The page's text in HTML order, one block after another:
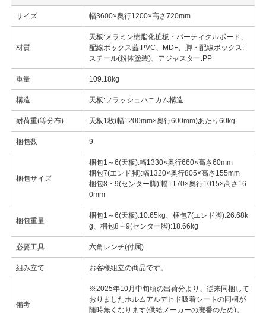
サイズ 幅3600×奥行1200×高さ720mm
材質
天板:メラミン樹脂化粧板・パーティクルボード、
配線ボックス蓋:PVC、MDF、脚・配線ボックス:
スチール(粉体塗装)、アジャスター:PP
重量 109.18kg
構造 天板:フラッシュハニカム構造
耐荷重(等分布) 天板1枚(幅1200mm×奥行600mm)あたり60kg
梱包数 9
梱包サイズ
梱包1～6(天板):幅1330×奥行660×高さ60mm
梱包7(エンド脚):幅1320×奥行805×高さ155mm
梱包8・9(センター脚):幅1170×奥行1015×高さ16
0mm
梱包重量
梱包1～6(天板):10.65kg、梱包7(エンド脚):26.68k
g、梱包8～9(センター脚):18.66kg
必要工具 六角レンチ(付属)
組み立て お客様組立の商品です。
備考
※2025年10月中旬頃の出荷分より、従来同梱して
おりましたホルムアルデヒド吸着シートの同梱が
随時無くなります(供給メーカーの廃番のため)。